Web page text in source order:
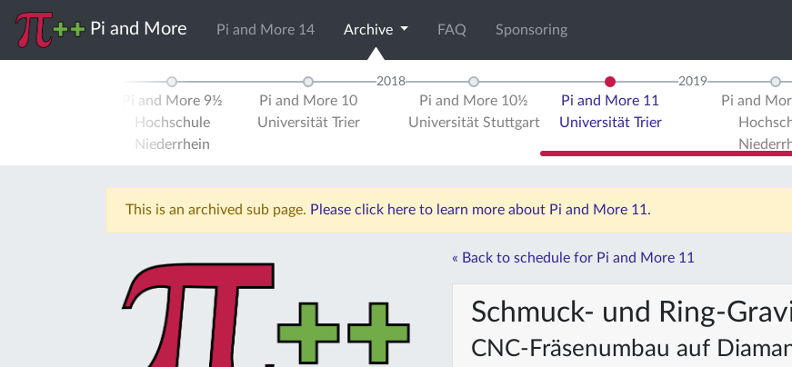
Pi and More Pi and More 14 Archive FAQ Sponsoring
Pi and More 9½
Hochschule
Niederrhein
Pi and More 10
Universität Trier
2018
Pi and More 10½
Universität Stuttgart
Pi and More 11
Universität Trier
2019
Pi and
This is an archived sub page. Please click here to learn more about Pi and More 11.
« Back to schedule for Pi and More 11
Schmuck- und Ring-
CNC-Fräsenumbau auf